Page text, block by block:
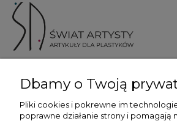
Więcej informacji
Dbamy o Twoją
Pliki cookies i pokrewne im
poprawne działanie strony i pomagają